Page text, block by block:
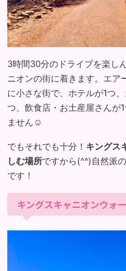
3時間30分のドライブを楽し
ニオンの街に着きます。エア
に小さな街で、ホテルが1つ
つ、飲食店・お土産屋さんが
ません☺︎
でもそれでも十分！ キングス
しむ場所ですから(^^)自然派
です！
キングスキャニオンウォ